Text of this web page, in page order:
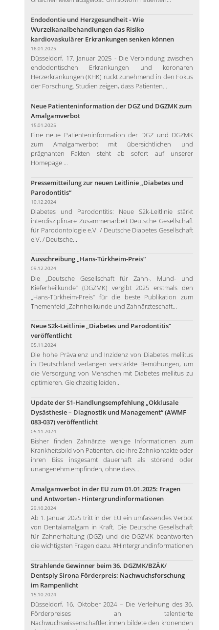
Endodontie und Herzgesundheit - Wie
Wurzelkanalbehandlungen das Risiko
kardiovaskulärer Erkrankungen senken können
16.01.2025
Düsseldorf, 17. Januar 2025 - Die Verbindung zwischen
endodontischen Erkrankungen und koronaren
Herzerkrankungen (KHK) rückt zunehmend in den Fokus
der Forschung. Studien zeigen, dass Patienten...
Neue Patienteninformation der DGZ und DGZMK zum
Amalgamverbot
15.01.2025
Eine neue Patienteninformation der DGZ und DGZMK
zum Amalgamverbot mit übersichtlichen und
prägnanten Fakten steht ab sofort auf unserer
Homepage ...
Pressemitteilung zur neuen Leitlinie „Diabetes und
Parodontitis“
10.12.2024
Diabetes und Parodontitis: Neue S2k-Leitlinie stärkt
interdisziplinäre Zusammenarbeit Deutsche Gesellschaft
für Parodontologie e.V. / Deutsche Diabetes Gesellschaft
e.V. / Deutsche...
Ausschreibung „Hans-Türkheim-Preis“
09.12.2024
Die „Deutsche Gesellschaft für Zahn-, Mund- und
Kieferheilkunde“ (DGZMK) vergibt 2025 erstmals den
„Hans-Türkheim-Preis“ für die beste Publikation zum
Themenfeld „Zahnheilkunde und Zahnärzteschaft...
Neue S2k-Leitlinie „Diabetes und Parodontitis“
veröffentlicht
05.11.2024
Die hohe Prävalenz und Inzidenz von Diabetes mellitus
in Deutschland verlangen verstärkte Bemühungen, um
die Versorgung von Menschen mit Diabetes mellitus zu
optimieren. Gleichzeitig leiden...
Update der S1-Handlungsempfehlung „Okklusale
Dysästhesie – Diagnostik und Management“ (AWMF
083-037) veröffentlicht
05.11.2024
Bisher finden Zahnärzte wenige Informationen zum
Krankheitsbild von Patienten, die ihre Zahnkontakte oder
ihren Biss insgesamt dauerhaft als störend oder
unangenehm empfinden, ohne dass...
Amalgamverbot in der EU zum 01.01.2025: Fragen
und Antworten - Hintergrundinformationen
29.10.2024
Ab 1. Januar 2025 tritt in der EU ein umfassendes Verbot
von Dentalamalgam in Kraft. Die Deutsche Gesellschaft
für Zahnerhaltung (DGZ) und die DGZMK beantworten
die wichtigsten Fragen dazu. #Hintergrundinformationen
Strahlende Gewinner beim 36. DGZMK/BZÄK/
Dentsply Sirona Förderpreis: Nachwuchsforschung
im Rampenlicht
15.10.2024
Düsseldorf, 16. Oktober 2024 – Die Verleihung des 36.
Förderpreises an talentierte
Nachwuchswissenschaftler:innen bildete den krönenden